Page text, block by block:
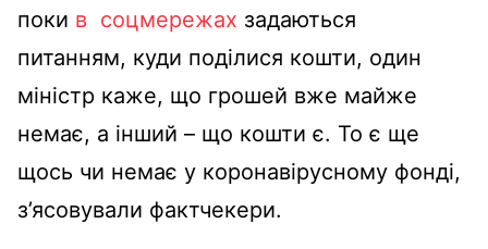
поки в соцмережах задаються
питанням, куди поділися кошти, один
міністр каже, що грошей вже майже
немає, а інший – що кошти є. То є ще
щось чи немає у коронавірусному фонді,
з’ясовували фактчекери.